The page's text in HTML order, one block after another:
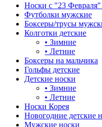
Носки с "23
Футболки мужские
Боксеры/трусы
Колготки детские
• Зимние
• Летние
Боксеры на мальчика
Гольфы детские
Детские носки
• Зимние
• Летние
Носки Корея
Новогодние детские
Мужские носки